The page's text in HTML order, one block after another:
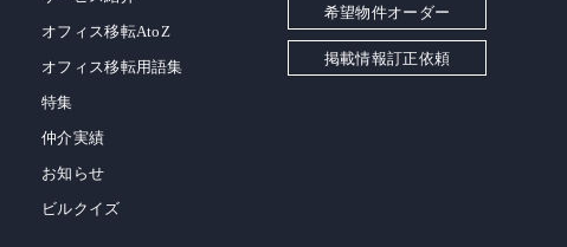
オフィス移転AtoZ
オフィス移転用語集
特集
仲介実績
お知らせ
ビルクイズ
希望物件オーダー
掲載情報訂正依頼